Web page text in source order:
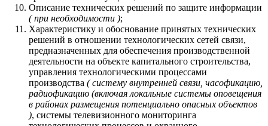
Описание технических решений по защите информации
( при необходимости );
Характеристику и обоснование принятых технических
решений в отношении технологических сетей связи,
предназначенных для обеспечения производственной
деятельности на объекте капитального строительства,
управления технологическими процессами
производства ( систему внутренней связи, часофикацию,
радиофикацию (включая локальные системы оповещения
в районах размещения потенциально опасных объектов
), системы телевизионного мониторинга